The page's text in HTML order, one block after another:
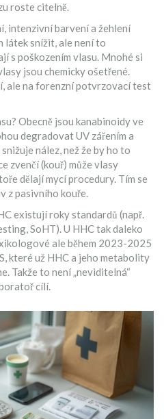
roste citelně.
intenzivní barvení a žehlení
látek snížit, ale není to
s poškozením vlasu. Mnohé si
jsou chemicky ošetřené.
ale na forenzní potvrzovací test
Obecně jsou kanabinoidy ve
degradovat UV zářením a
nález, než že by ho to
zvenčí (kouř) může vlasy
dělají mycí procedury. Tím se
z pasivního kouře.
existují roky standardů (např.
SoHT). U HHC tak daleko
ale během 2023-2025
které už HHC a jeho metabolity
Takže to není „neviditelná“
cílí.